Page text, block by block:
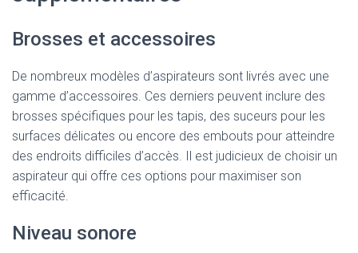
Brosses et accessoires
De nombreux modèles d’aspirateurs sont livrés avec une
gamme d’accessoires. Ces derniers peuvent inclure des
brosses spécifiques pour les tapis, des suceurs pour les
surfaces délicates ou encore des embouts pour atteindre
des endroits difficiles d’accès. Il est judicieux de choisir un
aspirateur qui offre ces options pour maximiser son
efficacité.
Niveau sonore